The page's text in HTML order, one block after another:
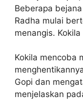
Beberapa
Radha mulai
menangis.
Kokila mencoba
Gopi dan
menjelaskan